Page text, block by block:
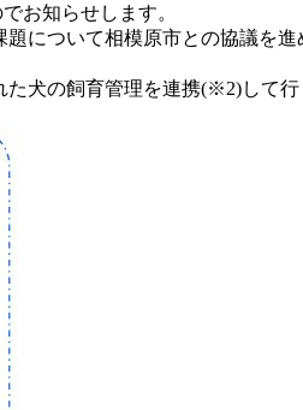
お知らせします。
について相模原市との協議を進
犬の飼育管理を連携(※2)して行